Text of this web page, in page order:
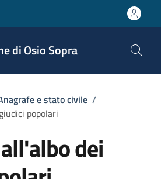
di Osio Sopra
e stato civile /
popolari
dei